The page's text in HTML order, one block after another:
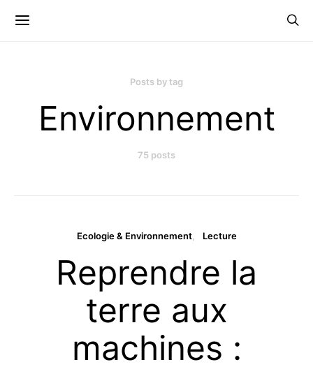
Posts by tag
Environnement
75 posts
Ecologie & Environnement Lecture
Reprendre la
terre aux
machines :